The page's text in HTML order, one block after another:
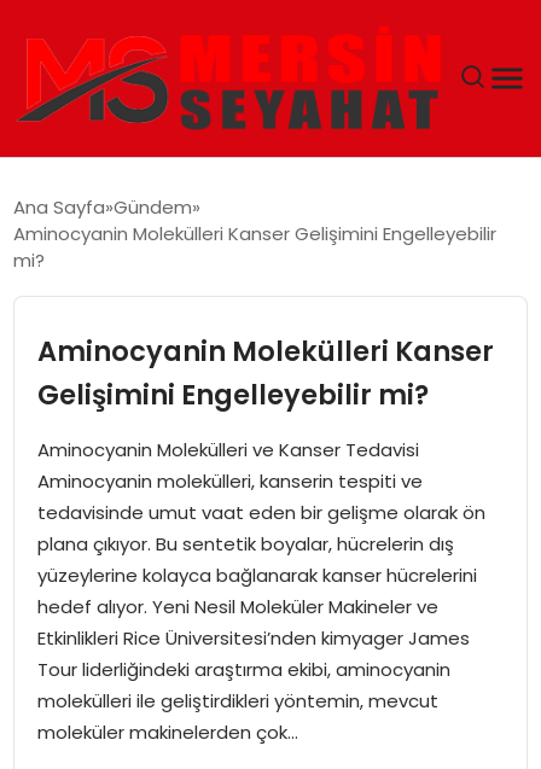
EKONOMI
GÜNCEL
Ana Sayfa Gündem
Aminocyanin Molekülleri Kanser Gelişimini Engelleyebilir
mi?
Aminocyanin Molekülleri Kanser
Gelişimini Engelleyebilir mi?
Aminocyanin Molekülleri ve Kanser Tedavisi
Aminocyanin molekülleri, kanserin tespiti ve
tedavisinde umut vaat eden bir gelişme olarak ön
plana çıkıyor. Bu sentetik boyalar, hücrelerin dış
yüzeylerine kolayca bağlanarak kanser hücrelerini
hedef alıyor. Yeni Nesil Moleküler Makineler ve
Etkinlikleri Rice Üniversitesi’nden kimyager James
Tour liderliğindeki araştırma ekibi, aminocyanin
molekülleri ile geliştirdikleri yöntemin, mevcut
moleküler makinelerden çok…